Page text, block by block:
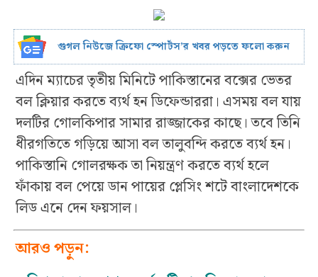
গুগল নিউজে ক্রিফো স্পোর্টস’র খবর পড়তে ফলো করুন
এদিন ম্যাচের তৃতীয় মিনিটে পাকিস্তানের বক্সের ভেতর
বল ক্লিয়ার করতে ব্যর্থ হন ডিফেন্ডাররা। এসময় বল যায়
দলটির গোলকিপার সামার রাজ্জাকের কাছে। তবে তিনি
ধীরগতিতে গড়িয়ে আসা বল তালুবন্দি করতে ব্যর্থ হন।
পাকিস্তানি গোলরক্ষক তা নিয়ন্ত্রণ করতে ব্যর্থ হলে
ফাঁকায় বল পেয়ে ডান পায়ের প্লেসিং শটে বাংলাদেশকে
লিড এনে দেন ফয়সাল।
আরও পড়ুন: